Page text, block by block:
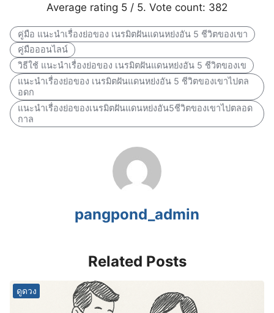
Average rating 5 / 5. Vote count: 382
คู่มือ แนะนำเรื่องย่อของ เนรมิตฝันแดนหย่งอัน 5 ชีวิตของเขา
คู่มือออนไลน์
วิธีใช้ แนะนำเรื่องย่อของ เนรมิตฝันแดนหย่งอัน 5 ชีวิตของเข
แนะนำเรื่องย่อของ เนรมิตฝันแดนหย่งอัน 5 ชีวิตของเขาไปตล
อดก
แนะนำเรื่องย่อของเนรมิตฝันแดนหย่งอัน5ชีวิตของเขาไปตลอด
กาล
pangpond_admin
Related Posts
ดูดวง